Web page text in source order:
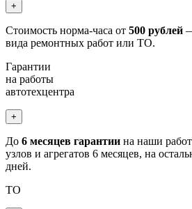
+
Стоимость норма-часа от 500 рублей
вида ремонтных работ или ТО.
Гарантии
на работы
автотехцентра
+
До 6 месяцев гарантии на наши
узлов и агрегатов 6 месяцев, на
дней.
ТО